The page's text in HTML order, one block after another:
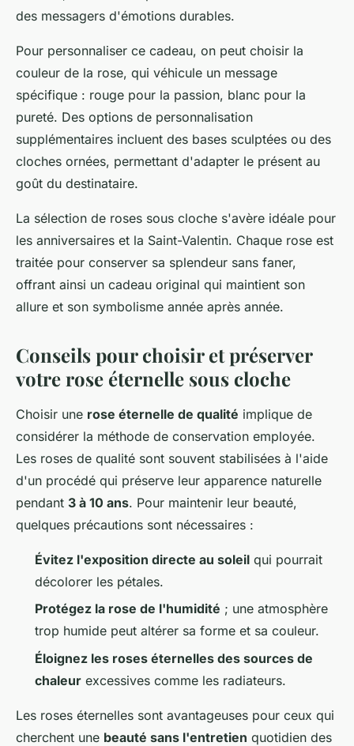
des messagers d'émotions durables.
Pour personnaliser ce cadeau, on peut choisir la
couleur de la rose, qui véhicule un message
spécifique : rouge pour la passion, blanc pour la
pureté. Des options de personnalisation
supplémentaires incluent des bases sculptées ou des
cloches ornées, permettant d'adapter le présent au
goût du destinataire.
La sélection de roses sous cloche s'avère idéale pour
les anniversaires et la Saint-Valentin. Chaque rose est
traitée pour conserver sa splendeur sans faner,
offrant ainsi un cadeau original qui maintient son
allure et son symbolisme année après année.
Conseils pour choisir et préserver
votre rose éternelle sous cloche
Choisir une rose éternelle de qualité implique de
considérer la méthode de conservation employée.
Les roses de qualité sont souvent stabilisées à l'aide
d'un procédé qui préserve leur apparence naturelle
pendant 3 à 10 ans. Pour maintenir leur beauté,
quelques précautions sont nécessaires :
Évitez l'exposition directe au soleil qui pourrait
décolorer les pétales.
Protégez la rose de l'humidité ; une atmosphère
trop humide peut altérer sa forme et sa couleur.
Éloignez les roses éternelles des sources de
chaleur excessives comme les radiateurs.
Les roses éternelles sont avantageuses pour ceux qui
cherchent une beauté sans l'entretien quotidien des